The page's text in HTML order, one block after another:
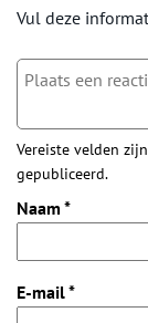
Vul deze
Vereiste velden
gepubliceerd.
Naam *
E-mail*